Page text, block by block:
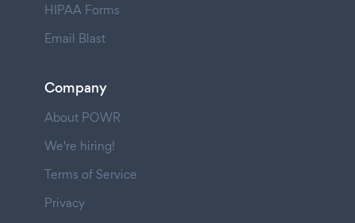
HIPAA Forms
Email Blast
Company
About POWR
We're hiring!
Terms of Service
Privacy